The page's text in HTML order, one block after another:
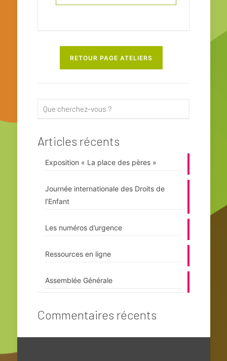
RETOUR PAGE ATELIERS
Articles récents
Exposition « La place des pères »
Journée internationale des Droits de
l’Enfant
Les numéros d’urgence
Ressources en ligne
Assemblée Générale
Commentaires récents